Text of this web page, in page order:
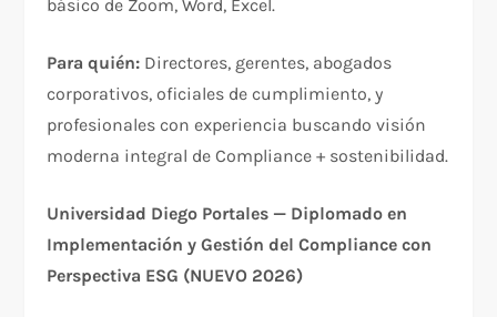
básico de Zoom, Word, Excel.​
Para quién: Directores, gerentes, abogados
corporativos, oficiales de cumplimiento, y
profesionales con experiencia buscando visión
moderna integral de Compliance + sostenibilidad.
Universidad Diego Portales — Diplomado en
Implementación y Gestión del Compliance con
Perspectiva ESG (NUEVO 2026)